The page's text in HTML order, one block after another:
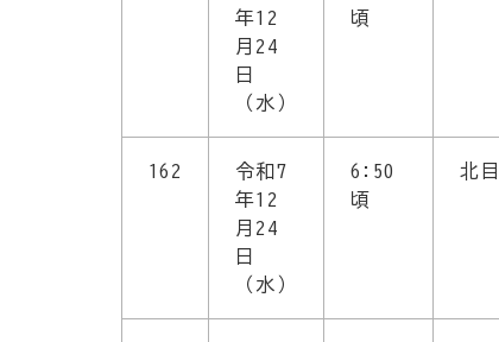
年12
月24
日
（水）
頃
162
令和7
年12
月24
日
（水）
6:50
頃
北